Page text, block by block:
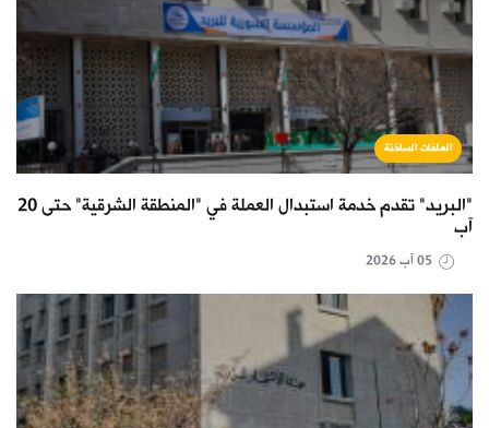
الملفات الساخنة
"البريد" تقدم خدمة استبدال العملة في "المنطقة الشرقية" حتى 20
آب